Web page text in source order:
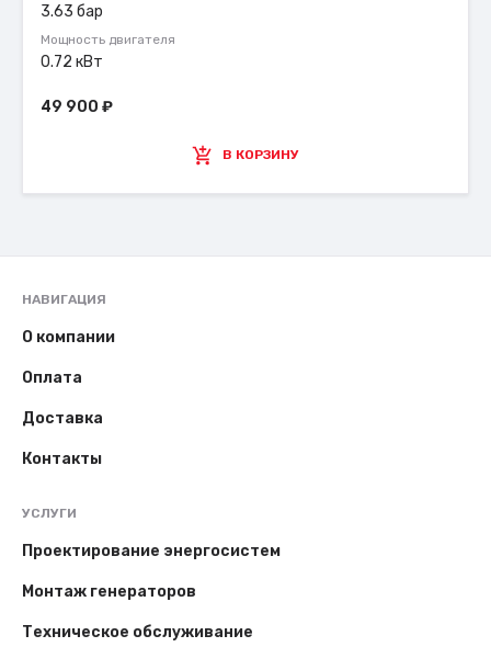
3.63 бар
Мощность двигателя
0.72 кВт
49 900 ₽
В КОРЗИНУ
НАВИГАЦИЯ
О компании
Оплата
Доставка
Контакты
УСЛУГИ
Проектирование энергосистем
Монтаж генераторов
Техническое обслуживание